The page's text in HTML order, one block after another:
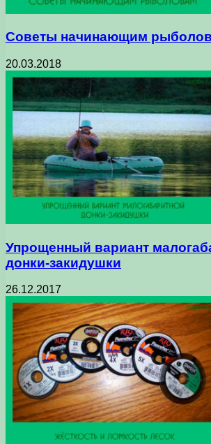
Советы начинающим
20.03.2018
Упрощенный вариант
донки-закидушки
26.12.2017